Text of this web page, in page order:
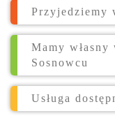
Przyjedziemy
Mamy własny
Sosnowcu
Usługa